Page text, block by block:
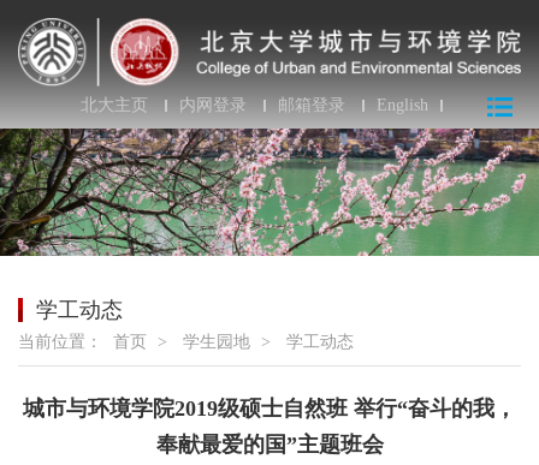
北大主页 内网登录 邮箱登录 English
学工动态
当前位置： 首页 > 学生园地 > 学工动态
城市与环境学院2019级硕士自然班 举行“奋斗的我，
奉献最爱的国”主题班会